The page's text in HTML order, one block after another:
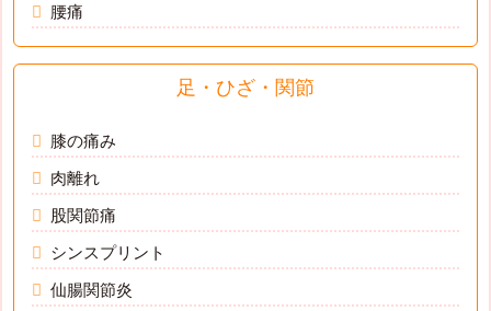
腰痛
足・ひざ・関節
膝の痛み
肉離れ
股関節痛
シンスプリント
仙腸関節炎